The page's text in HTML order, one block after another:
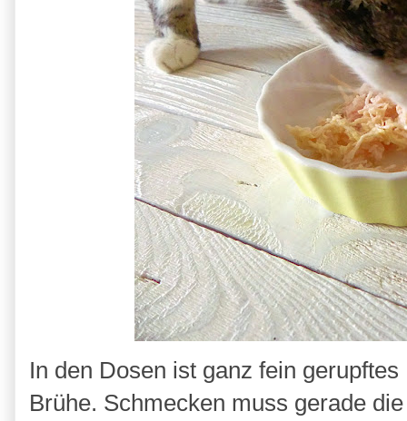
In den Dosen ist ganz fein
Brühe. Schmecken muss gerade